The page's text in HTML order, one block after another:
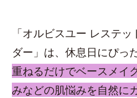
「オルビスユー レステ
ダー」は、休息日にぴった
重ねるだけでベースメイ
みなどの肌悩みを自然に